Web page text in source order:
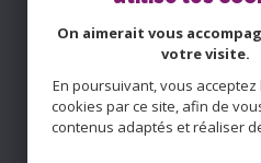
Aguilar &
On aimerait vous
votre visite.
En poursuivant, vous
cookies par ce site, afin de
contenus adaptés et réaliser